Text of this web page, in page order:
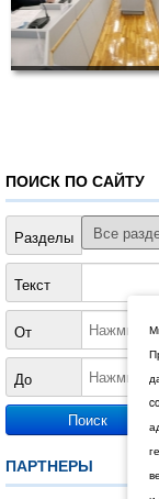
ПОИСК ПО САЙТУ
Разделы
Текст
От
До
ПАРТНЕРЫ